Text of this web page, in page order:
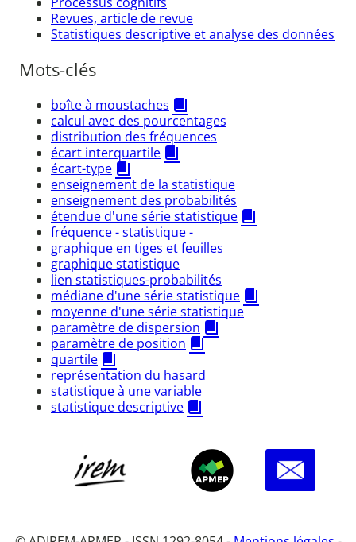
Revues, article de revue
Statistiques descriptive et analyse des données
Mots-clés
boîte à moustaches
calcul avec des pourcentages
distribution des fréquences
écart interquartile
écart-type
enseignement de la statistique
enseignement des probabilités
étendue d'une série statistique
fréquence - statistique -
graphique en tiges et feuilles
graphique statistique
lien statistiques-probabilités
médiane d'une série statistique
moyenne d'une série statistique
paramètre de dispersion
paramètre de position
quartile
représentation du hasard
statistique à une variable
statistique descriptive